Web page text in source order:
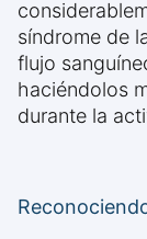
síndrome de
flujo
haciéndolos
durante la